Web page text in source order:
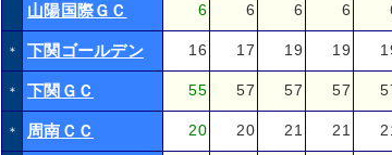
山陽国際ＧＣ 6 6 6 6
＊ 下関ゴールデン 16 17 19 19
＊ 下関ＧＣ 55 57 57 57
＊ 周南ＣＣ 20 20 21 21